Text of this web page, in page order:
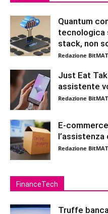
Quantum
tecnologica
stack, non
Redazione BitMAT
Just Eat
assistente
Redazione BitMAT
E-
l’assistenza
Redazione BitMAT
FinanceTech
Truffe